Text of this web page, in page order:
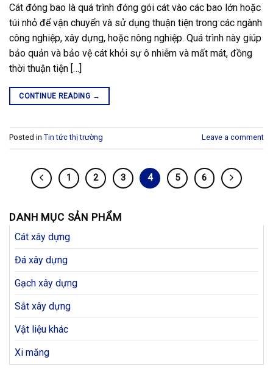
DANH MỤC SẢN PHẨM
Cát xây dựng
Đá xây dựng
Gạch xây dựng
Sắt xây dựng
Vật liệu khác
Xi măng
Cát đóng bao là quá trình đóng gói cát vào các bao lớn hoặc
túi nhỏ để vận chuyển và sử dụng thuận tiện trong các ngành
công nghiệp, xây dựng, hoặc nông nghiệp. Quá trình này giúp
bảo quản và bảo vệ cát khỏi sự ô nhiễm và mất mát, đồng
thời thuận tiện […]
CONTINUE READING →
Posted in Tin tức thị trường Leave a comment
1 2 3 4 5 6